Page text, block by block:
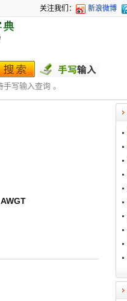
关注我们： 新浪微博
手写输入查询 。
AWGT